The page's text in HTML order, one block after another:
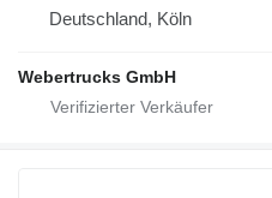
Deutschland, Köln
Webertrucks GmbH